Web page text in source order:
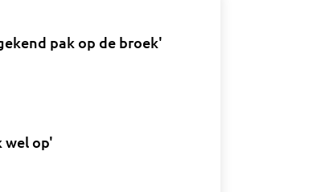
pak op de broek'
wel op'